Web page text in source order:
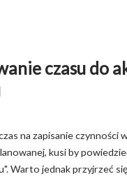
czasu do
na zapisanie czynności
kusi by
Warto jednak przyjrzeć